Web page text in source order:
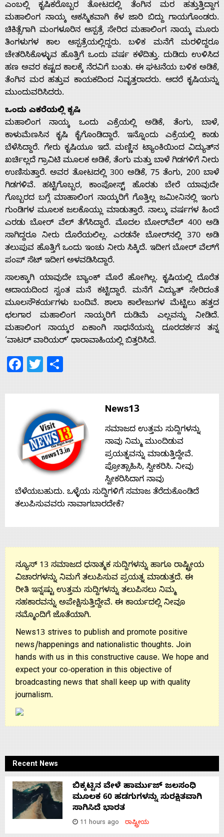
ಎಂಬಲ್ಲಿ ಕೃಷಿಕರೊಬ್ಬರ ತೋಟದಲ್ಲಿ ತೆಂಗಿನ ಮರ ಹತ್ತುತ್ತಿದ್ದಾಗ
ಮಹಾಲಿಂಗ ನಾಯ್ಕ ಆಕಸ್ಮಿಕವಾಗಿ ಕೆಳ ಜಾರಿ ಬಿದ್ದು ಗಾಯಗೊಂಡರು.
ಚಿಕಿತ್ಸೆಗಾಗಿ ಮಂಗಳೂರಿನ ಆಸ್ಪತ್ರೆ ಸೇರಿದ ಮಹಾಲಿಂಗ ನಾಯ್ಕ ಮೂರು
ತಿಂಗಳುಗಳ ಕಾಲ ಆಸ್ಪತ್ರೆಯಲ್ಲಿದ್ದರು. ಬಳಿಕ ಮನೆಗೆ ಮರಳಿದ್ದರೂ
ಚೇತರಿಸಿಕೊಳ್ಳುವ ಹೊತ್ತಿಗೆ ಒಂದು ವರ್ಷ ಕಳೆದಿತ್ತು. ದುಡಿದು ಉಳಿಸಿದ
ಹಣ ಅವರ ಕಷ್ಟದ ಕಾಲಕ್ಕೆ ನೆರವಿಗೆ ಬಂತು. ಈ ಘಟನೆಯ ಬಳಿಕ ಅಡಿಕೆ,
ತೆಂಗಿನ ಮರ ಹತ್ತುವ ಕಾಯಕದಿಂದ ನಿವೃತ್ತರಾದರು. ಆದರೆ ಕೃಷಿಯನ್ನು
ಮುಂದುವರಿಸಿದರು.
ಒಂದು ಎಕರೆಯಲ್ಲಿ ಕೃಷಿ
ಮಹಾಲಿಂಗ ನಾಯ್ಕ ಒಂದು ಎಕ್ರೆಯಲ್ಲಿ ಅಡಿಕೆ, ತೆಂಗು, ಬಾಳೆ,
ಕಾಳುಮೆಣಸಿನ ಕೃಷಿ ಕೈಗೊಂಡಿದ್ದಾರೆ. ಇನ್ನೊಂದು ಎಕ್ರೆಯಲ್ಲಿ ಕಾಡು
ಬೆಳೆಸಿದ್ದಾರೆ. ಗೇರು ಕೃಷಿಯೂ ಇದೆ. ಮಣ್ಣಿನ ಟ್ಯಾಂಕಿಯಿಂದ ವಿದ್ಯುತ್‌ನ
ಖರ್ಚಿಲ್ಲದೆ ಗ್ರಾವಿಟಿ ಮೂಲಕ ಅಡಿಕೆ, ತೆಂಗು ಮತ್ತು ಬಾಳೆ ಗಿಡಗಳಿಗೆ ನೀರು
ಉಣಿಸುತ್ತಾರೆ. ಅವರ ತೋಟದಲ್ಲಿ 300 ಅಡಿಕೆ, 75 ತೆಂಗು, 200 ಬಾಳೆ
ಗಿಡಗಳಿವೆ. ಹಟ್ಟಿಗೊಬ್ಬರ, ಕಾಂಪೋಸ್ಟ್ ಹೊರತು ಬೇರೆ ಯಾವುದೇ
ಗೊಬ್ಬರದ ಬಗ್ಗೆ ಮಾಹಾಲಿಂಗ ನಾಯ್ಕರಿಗೆ ಗೊತ್ತಿಲ್ಲ ಜಮೀನಿನಲ್ಲಿ ಇಂಗು
ಗುಂಡಿಗಳ ಮೂಲಕ ಜಲಕೊಯ್ಲು ಮಾಡುತ್ತಾರೆ. ನಾಲ್ಕು ವರ್ಷಗಳ ಹಿಂದೆ
ಎರಡು ಬೋರ್ ವೆಲ್ ತೆಗೆಸಿದ್ದಾರೆ. ಮೊದಲ ಬೋರ್‌ವೆಲ್ 400 ಅಡಿ
ಸಾಗಿದ್ದರೂ ನೀರು ದೊರೆಯಲಿಲ್ಲ. ಎರಡನೇ ಬೋರ್‌ನಲ್ಲಿ 370 ಅಡಿ
ತಲುಪುವ ಹೊತ್ತಿಗೆ ಒಂದು ಇಂಚು ನೀರು ಸಿಕ್ಕಿದೆ. ಇದೀಗ ಬೋರ್ ವೆಲ್‌ಗೆ
ಪಂಪ್ ಸೆಟ್ ಇದೀಗ ಅಳವಡಿಸಿದ್ದಾರೆ.
ಸಾಲಕ್ಕಾಗಿ ಯಾವುದೇ ಬ್ಯಾಂಕ್ ಮೊರೆ ಹೋಗಿಲ್ಲ. ಕೃಷಿಯಲ್ಲಿ ದೊರೆತ
ಆದಾಯದಿಂದ ಸ್ವಂತ ಮನೆ ಕಟ್ಟಿದ್ದಾರೆ. ಮನೆಗೆ ವಿದ್ಯುತ್ ಸೇರಿದಂತೆ
ಮೂಲಸೌಕರ್ಯಗಳು ಬಂದಿವೆ. ಶಾಲಾ ಕಾಲೇಜುಗಳ ಮೆಟ್ಟಿಲು ಹತ್ತದ
ಛಲಗಾರ ಮಹಾಲಿಂಗ ನಾಯ್ಕರಿಗೆ ದುಡಿಮೆ ಎಲ್ಲವನ್ನು ನೀಡಿದೆ.
ಮಹಾಲಿಂಗ ನಾಯ್ಕರ ಏಕಾಂಗಿ ಸಾಧನೆಯನ್ನು ದೂರದರ್ಶನ ತನ್ನ
‘ವಾಟರ್ ವಾರಿಯರ್’ ಧಾರಾವಾಹಿಯಲ್ಲಿ ಬಿತ್ತರಿಸಿದೆ.
Facebook
Twitter
News13
ಸಮಾಜದ ಉತ್ತಮ ಸುದ್ದಿಗಳನ್ನು
ನಾವು ನಿಮ್ಮ ಮುಂದಿಡುವ
ಪ್ರಯತ್ನವನ್ನು ಮಾಡುತ್ತಿದ್ದೇವೆ.
ಪ್ರೋತ್ಸಾಹಿಸಿ, ಸ್ವೀಕರಿಸಿ. ನೀವು
ಸ್ವೀಕರಿಸಿದಾಗ ನಾವು
ಬೆಳೆಯಬಹುದು. ಒಳ್ಳೆಯ ಸುದ್ದಿಗಳಿಗೆ ಸಮಾಜ ತೆರೆದುಕೊಂಡಿದೆ
ತಲುಪಿಸುವವರು ನಾವಾಗಬಾರದೇಕೆ?
ನ್ಯೂಸ್ 13 ಸಮಾಜದ ಧನಾತ್ಮಕ ಸುದ್ದಿಗಳನ್ನು ಹಾಗೂ ರಾಷ್ಟ್ರೀಯ
ವಿಚಾರಗಳನ್ನು ನಿಮಗೆ ತಲುಪಿಸುವ ಪ್ರಯತ್ನ ಮಾಡುತ್ತದೆ. ಈ
ರೀತಿ ಇನ್ನಷ್ಟು ಉತ್ತಮ ಸುದ್ದಿಗಳನ್ನು ತಲುಪಿಸಲು ನಿಮ್ಮ
ಸಹಕಾರವನ್ನು ಅಪೇಕ್ಷಿಸುತ್ತಿದ್ದೇವೆ. ಈ ಕಾರ್ಯದಲ್ಲಿ ನೀವೂ
ನಮ್ಮೊಂದಿಗೆ ಜೊತೆಯಾಗಿ.
News13 strives to publish and promote positive
news/happenings and nationalistic thoughts. Join
hands with us in this constructive cause. We hope and
expect your co-operation in this objective of
broadcasting news that shall keep up with quality
journalism.
Recent News
ಬಿಕ್ಕಟ್ಟಿನ ವೇಳೆ ಹಾರ್ಮುಜ್ ಜಲಸಂಧಿ
ಮೂಲಕ 60 ಹಡಗುಗಳನ್ನು ಸುರಕ್ಷಿತವಾಗಿ
ಸಾಗಿಸಿದೆ ಭಾರತ
11 hours ago ರಾಷ್ಟ್ರೀಯ